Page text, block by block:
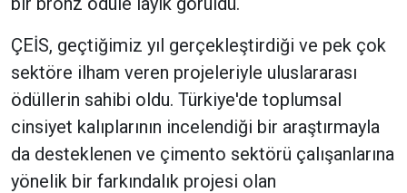
ÇEİS, geçtiğimiz yıl gerçekleştirdiği ve pek çok
sektöre ilham veren projeleriyle uluslararası
ödüllerin sahibi oldu. Türkiye'de toplumsal
cinsiyet kalıplarının incelendiği bir araştırmayla
da desteklenen ve çimento sektörü çalışanlarına
yönelik bir farkındalık projesi olan